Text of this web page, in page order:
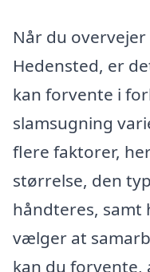
Når du
Hedensted, er
kan forvente i
slamsugning
flere faktorer,
størrelse, den
håndteres, samt
vælger at
kan du forvente,